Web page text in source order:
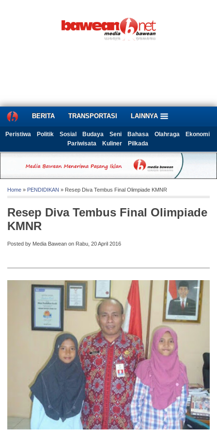
BERITA TRANSPORTASI LAINNYA
Peristiwa Politik Sosial Budaya Seni Bahasa Olahraga
Ekonomi
Pariwisata
Kuliner Pilkada
Home » PENDIDIKAN » Resep Diva Tembus Final Olimpiade KMNR
Resep Diva Tembus Final Olimpiade
KMNR
Posted by Media Bawean on Rabu, 20 April 2016